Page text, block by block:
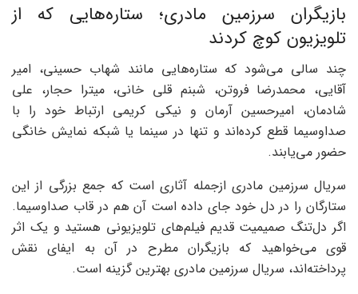
بازیگران سرزمین مادری؛ ستاره‌هایی که از
تلویزیون کوچ کردند
چند سالی می‌شود که ستاره‌هایی مانند شهاب حسینی، امیر
آقایی، محمدرضا فروتن، شبنم قلی خانی، میترا حجار، علی
شادمان، امیرحسین آرمان و نیکی کریمی ارتباط خود را با
صداوسیما قطع کرده‌اند و تنها در سینما یا شبکه نمایش خانگی
حضور می‌یابند‌.
سریال سرزمین مادری ازجمله آثاری است که جمع بزرگی از این
ستارگان را در دل خود جای داده است آن هم در قاب صداوسیما.
اگر دل‌تنگ صمیمیت قدیم فیلم‌های تلویزیونی هستید و یک اثر
قوی می‌خواهید که بازیگران مطرح در آن به ایفای نقش
پرداخته‌اند، سریال سرزمین مادری بهترین گزینه است.